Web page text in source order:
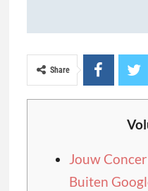
Share
Jouw
Buiten